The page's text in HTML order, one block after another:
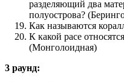
разделяющий два
полуострова?
Как называются
К какой расе
(Монголоидная)
3 раунд: